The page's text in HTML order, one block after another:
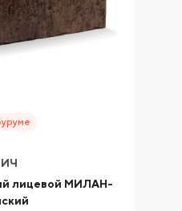
лицевой МИЛАН-